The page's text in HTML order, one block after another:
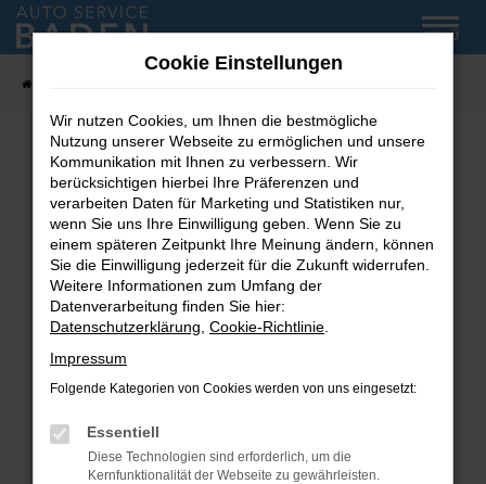
Zum
Hauptinhalt
MENÜ
Fehler: Network Error
Beim Laden ist ein Fehler aufgetreten.
Hier sind ein paar Tipps, die dir helfen können:
Überprüfe deine Firewall und deine
Internetverbindung.
Laden andere Webseiten, zum Beispiel deine
Suchmaschine?
Prüfe deine Browsererweiterungen.
können das Laden bestimmter Seiten
verhindern. Funktioniert die Seite in einem
Cookie Einstellungen
Wir nutzen Cookies, um Ihnen die bestmögliche
Nutzung unserer Webseite zu ermöglichen und unsere
Kommunikation mit Ihnen zu verbessern. Wir
berücksichtigen hierbei Ihre Präferenzen und
verarbeiten Daten für Marketing und Statistiken nur,
wenn Sie uns Ihre Einwilligung geben. Wenn Sie zu
einem späteren Zeitpunkt Ihre Meinung ändern, können
Sie die Einwilligung jederzeit für die Zukunft widerrufen.
Weitere Informationen zum Umfang der
Datenverarbeitung finden Sie hier:
Datenschutzerklärung Cookie-Richtlinie
Impressum
Folgende Kategorien von Cookies werden von uns eingesetzt:
Essentiell
Diese Technologien sind erforderlich, um die
Kernfunktionalität der Webseite zu gewährleisten.